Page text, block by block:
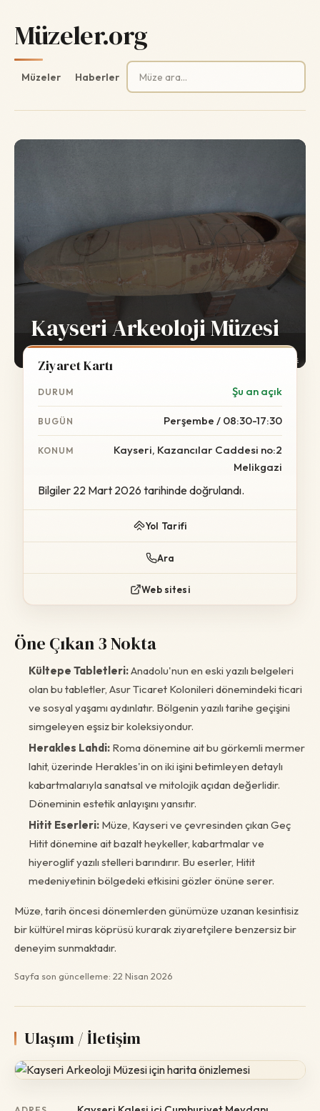
Müzeler.org
Müzeler Haberler
Arama:
Kayseri Arkeoloji Müzesi
Wikimedia Commons
Ziyaret Kartı
DURUM Şu an açık
BUGÜN Perşembe / 08:30-17:30
KONUM
Kayseri, Kazancılar Caddesi no:2
Melikgazi
Bilgiler 22 Mart 2026 tarihinde doğrulandı.
Yol Tarifi
Ara
Web sitesi
Öne Çıkan 3 Nokta
Kültepe Tabletleri:Anadolu'nun en eski yazılı belgeleri
olan bu tabletler, Asur Ticaret Kolonileri dönemindeki ticari
ve sosyal yaşamı aydınlatır. Bölgenin yazılı tarihe geçişini
simgeleyen eşsiz bir koleksiyondur.
Herakles Lahdi: Roma dönemine ait bu görkemli mermer
lahit, üzerinde Herakles'in on iki işini betimleyen detaylı
kabartmalarıyla sanatsal ve mitolojik açıdan değerlidir.
Döneminin estetik anlayışını yansıtır.
Hitit Eserleri: Müze, Kayseri ve çevresinden çıkan Geç
Hitit dönemine ait bazalt heykeller, kabartmalar ve
hiyeroglif yazılı stelleri barındırır. Bu eserler, Hitit
medeniyetinin bölgedeki etkisini gözler önüne serer.
Müze, tarih öncesi dönemlerden günümüze uzanan kesintisiz
bir kültürel miras köprüsü kurarak ziyaretçilere benzersiz bir
deneyim sunmaktadır.
Sayfa son güncelleme: 22 Nisan 2026
Ulaşım / İletişim